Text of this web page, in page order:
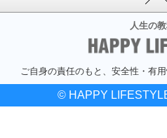
人生の
ご自身の責任のもと、安全性・有
© HAPPY